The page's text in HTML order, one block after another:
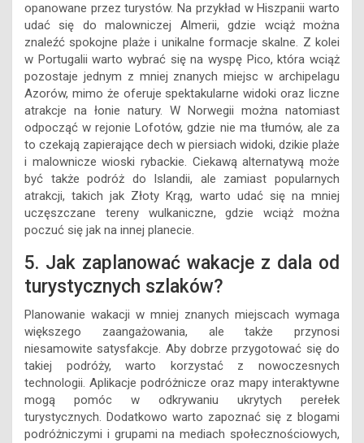
opanowane przez turystów. Na przykład w Hiszpanii warto
udać się do malowniczej Almerii, gdzie wciąż można
znaleźć spokojne plaże i unikalne formacje skalne. Z kolei
w Portugalii warto wybrać się na wyspę Pico, która wciąż
pozostaje jednym z mniej znanych miejsc w archipelagu
Azorów, mimo że oferuje spektakularne widoki oraz liczne
atrakcje na łonie natury. W Norwegii można natomiast
odpocząć w rejonie Lofotów, gdzie nie ma tłumów, ale za
to czekają zapierające dech w piersiach widoki, dzikie plaże
i malownicze wioski rybackie. Ciekawą alternatywą może
być także podróż do Islandii, ale zamiast popularnych
atrakcji, takich jak Złoty Krąg, warto udać się na mniej
uczęszczane tereny wulkaniczne, gdzie wciąż można
poczuć się jak na innej planecie.
5. Jak zaplanować wakacje z dala od
turystycznych szlaków?
Planowanie wakacji w mniej znanych miejscach wymaga
większego zaangażowania, ale także przynosi
niesamowite satysfakcje. Aby dobrze przygotować się do
takiej podróży, warto korzystać z nowoczesnych
technologii. Aplikacje podróżnicze oraz mapy interaktywne
mogą pomóc w odkrywaniu ukrytych perełek
turystycznych. Dodatkowo warto zapoznać się z blogami
podróżniczymi i grupami na mediach społecznościowych,